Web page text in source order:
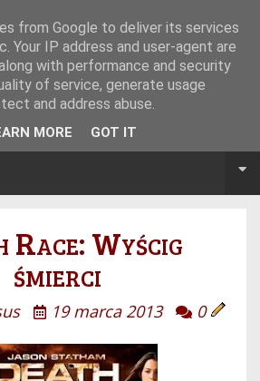
Race: Wyścig
śmierci
19 marca 2013 0
from Google to deliver its services
Your IP address and user-agent are
with performance and security
of service, generate usage
and address abuse.
MORE GOT IT